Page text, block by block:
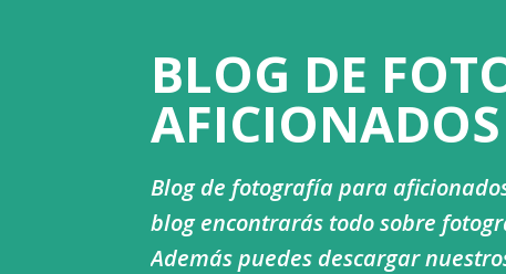
BLOG DE
AFICIONADOS
Blog de fotografía para
blog encontrarás todo sobre
Además puedes descargar